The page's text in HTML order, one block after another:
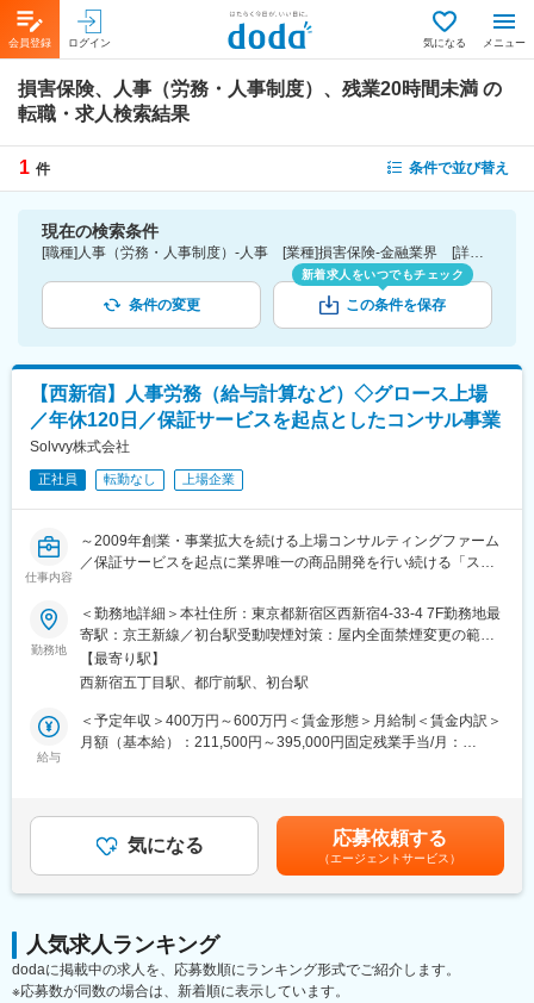
会員登録 ログイン 気になる メニュー
損害保険、人事（労務・人事制度）、残業20時間未満 の
転職・求人検索結果
1 件 条件で並び替え
現在の検索条件
[職種]人事（労務・人事制度）-人事 [業種]損害保険-金融業界 [詳細条件](休日・働き方)残業20時間未満
条件の変更
新着求人をいつでもチェック
この条件を保存
【西新宿】人事労務（給与計算など）◇グロース上場
／年休120日／保証サービスを起点としたコンサル事業
Solvvy株式会社
正社員 転勤なし 上場企業
仕事内容
～2009年創業・事業拡大を続ける上場コンサルティングファーム
／保証サービスを起点に業界唯一の商品開発を行い続ける「スト
■業務概要、募集背景：
上場コンサルティングファームとして第二創業期を迎えた当社の
「守りの要」として、従業員が安心して働ける基盤を支える労務
全般をお任せします。
現在は既存メンバーが他業務と兼務しながら運用していますが、
組織の拡大に伴い、専任担当として定例業務の「安定稼働」と
・ 勤怠管理および給与計算のディレクション：
外部社労士と連携し、勤怠データの集計・チェック、制度に基づ
認、各種書類の作成・管理
・有期雇用（契約社員・アルバイト）の契約管理：
勤務地
＜勤務地詳細＞本社住所：東京都新宿区西新宿4-33-4 7F勤務地最
寄駅：京王新線／初台駅受動喫煙対策：屋内全面禁煙変更の範
囲：会社の定める事業所
【最寄り駅】
西新宿五丁目駅、都庁前駅、初台駅
給与
＜予定年収＞400万円～600万円＜賃金形態＞月給制＜賃金内訳＞
月額（基本給）：211,500円～395,000円固定残業手当/月：
経験・ご年齢に応じ決定致します。※45時間／月超える時間外労
働が発生した場合の手当は全額支給致します。■昇給：年1回■賞
与：年1回賃金はあくまでも目安の金額であり、選考を通じて上下
する可能性があります。月給(月額)は固定手当を含めた表記です。
気になる 応募依頼する
（エージェントサービス）
人気求人ランキング
dodaに掲載中の求人を、応募数順にランキング形式でご紹介します。
※応募数が同数の場合は、新着順に表示しています。